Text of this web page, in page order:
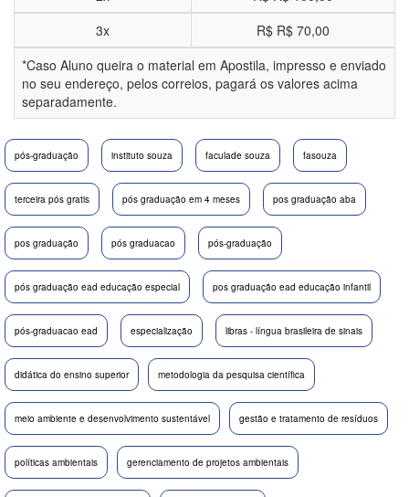
3x
R$ R$ 70,00
*Caso Aluno queira o material em Apostila, impresso e enviado
no seu endereço, pelos correios, pagará os valores acima
separadamente.
pós-graduação instituto souza faculade souza fasouza
terceira pós gratis pós graduação em 4 meses pos graduação aba
pos graduação pós graduacao pós-graduação
pós graduação ead educação especial pos graduação ead educação infantil
pós-graduacao ead especialização libras - língua brasileira de sinais
didática do ensino superior metodologia da pesquisa científica
meio ambiente e desenvolvimento sustentável gestão e tratamento de resíduos
políticas ambientais gerenciamento de projetos ambientais